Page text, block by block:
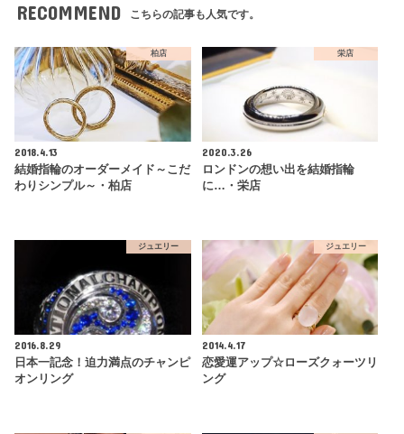
RECOMMEND こちらの記事も人気です。
柏店
2018.4.13
結婚指輪のオーダーメイド～こだ
わりシンプル～・柏店
栄店
2020.3.26
ロンドンの想い出を結婚指輪
に…・栄店
ジュエリー
2016.8.29
日本一記念！迫力満点のチャンピ
オンリング
ジュエリー
2014.4.17
恋愛運アップ☆ローズクォーツリ
ング